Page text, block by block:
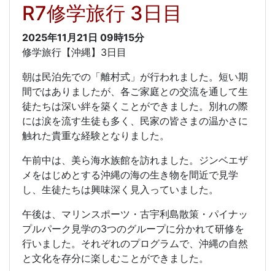
R7修学旅行 3日目
2025年11月21日 09時15分
修学旅行【沖縄】3日目
朝は民泊先での「離村式」が行われました。短い期
間ではありましたが、各ご家庭との交流を通して生
徒たちは深い絆を築くことができました。別れの際
には涙を流す生徒も多く、民家の皆さまの温かさに
触れた貴重な経験となりました。
午前中は、美ら海水族館を訪れました。ジンベエザ
メをはじめとする沖縄の海の生き物を間近で見学
し、生徒たちは興味深く見入っていました。
午後は、マリンスポーツ・古宇利島散策・パイナッ
プルパーク見学の3つのグループに分かれて研修を
行いました。それぞれのプログラムで、沖縄の自然
と文化を存分に楽しむことができました。